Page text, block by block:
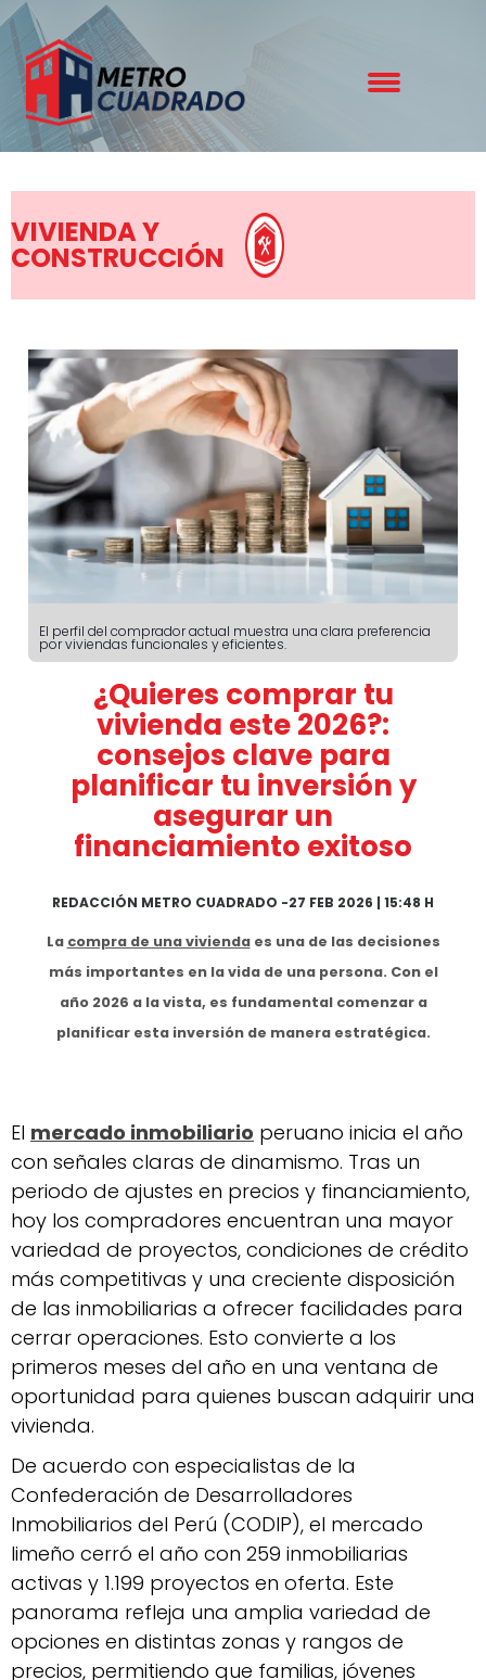
VIVIENDA Y
CONSTRUCCIÓN
El perfil del comprador actual muestra una clara preferencia
por viviendas funcionales y eficientes.
¿Quieres comprar tu
vivienda este 2026?:
consejos clave para
planificar tu inversión y
asegurar un
financiamiento exitoso
REDACCIÓN METRO CUADRADO -27 FEB 2026 | 15:48 H
La compra de una viviendaes una de las decisiones
más importantes en la vida de una persona. Con el
año 2026 a la vista, es fundamental comenzar a
planificar esta inversión de manera estratégica.
El mercado inmobiliario peruano inicia el año
con señales claras de dinamismo. Tras un
periodo de ajustes en precios y financiamiento,
hoy los compradores encuentran una mayor
variedad de proyectos, condiciones de crédito
más competitivas y una creciente disposición
de las inmobiliarias a ofrecer facilidades para
cerrar operaciones. Esto convierte a los
primeros meses del año en una ventana de
oportunidad para quienes buscan adquirir una
vivienda.
De acuerdo con especialistas de la
Confederación de Desarrolladores
Inmobiliarios del Perú (CODIP), el mercado
limeño cerró el año con 259 inmobiliarias
activas y 1.199 proyectos en oferta. Este
panorama refleja una amplia variedad de
opciones en distintas zonas y rangos de
precios, permitiendo que familias, jóvenes